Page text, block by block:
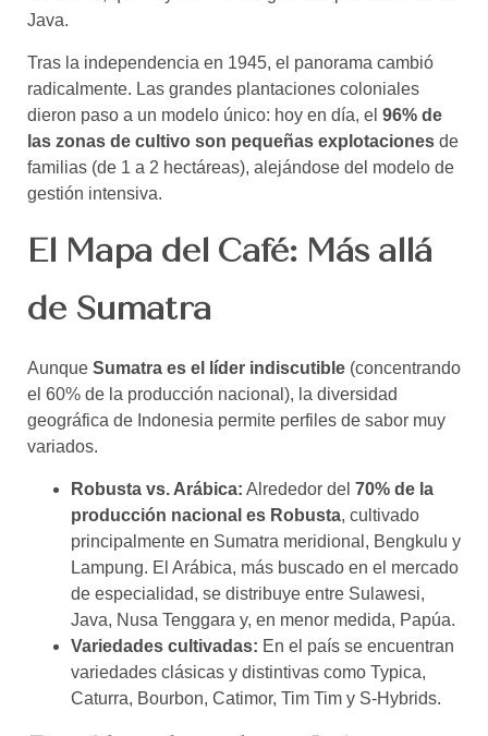
Java.
Tras la independencia en 1945, el panorama cambió
radicalmente. Las grandes plantaciones coloniales
dieron paso a un modelo único: hoy en día, el 96% de
las zonas de cultivo son pequeñas explotaciones de
familias (de 1 a 2 hectáreas), alejándose del modelo de
gestión intensiva.
El Mapa del Café: Más allá
de Sumatra
Aunque Sumatra es el líder indiscutible (concentrando
el 60% de la producción nacional), la diversidad
geográfica de Indonesia permite perfiles de sabor muy
variados.
Robusta vs. Arábica: Alrededor del 70% de la
producción nacional es Robusta, cultivado
principalmente en Sumatra meridional, Bengkulu y
Lampung. El Arábica, más buscado en el mercado
de especialidad, se distribuye entre Sulawesi,
Java, Nusa Tenggara y, en menor medida, Papúa.
Variedades cultivadas: En el país se encuentran
variedades clásicas y distintivas como Typica,
Caturra, Bourbon, Catimor, Tim Tim y S-Hybrids.